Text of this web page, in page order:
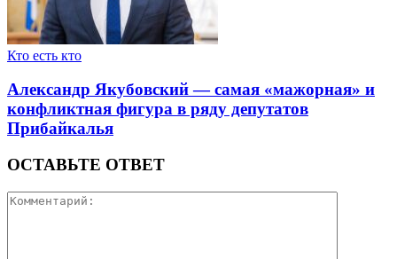
Кто есть кто
Александр Якубовский — самая «мажорная» и
конфликтная фигура в ряду депутатов
Прибайкалья
ОСТАВЬТЕ ОТВЕТ